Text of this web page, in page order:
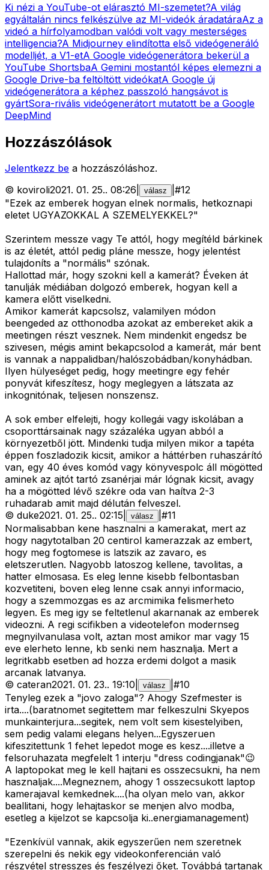
Ki nézi a YouTube-ot elárasztó MI-szemetet?A világ
egyáltalán nincs felkészülve az MI-videók áradatáraAz a
videó a hírfolyamodban valódi volt vagy mesterséges
intelligencia?A Midjourney elindította első videógeneráló
modelljét, a V1-etA Google videógenerátora bekerül a
YouTube ShortsbaA Gemini mostantól képes elemezni a
Google Drive-ba feltöltött videókatA Google új
videógenerátora a képhez passzoló hangsávot is
gyártSora-rivális videógenerátort mutatott be a Google
DeepMind
Hozzászólások
Jelentkezz be a hozzászóláshoz.
© koviroli2021. 01. 25.. 08:26 válasz #12
"Ezek az emberek hogyan elnek normalis, hetkoznapi
eletet UGYAZOKKAL A SZEMELYEKKEL?"
Szerintem messze vagy Te attól, hogy megítéld bárkinek
is az életét, attól pedig pláne messze, hogy jelentést
tulajdoníts a "normális" szónak.
Hallottad már, hogy szokni kell a kamerát? Éveken át
tanulják médiában dolgozó emberek, hogyan kell a
kamera előtt viselkedni.
Amikor kamerát kapcsolsz, valamilyen módon
beengeded az otthonodba azokat az embereket akik a
meetingen részt vesznek. Nem mindenkit engedsz be
szivesen, mégis amint bekapcsolod a kamerát, már bent
is vannak a nappalidban/halószobádban/konyhádban.
Ilyen hülyeséget pedig, hogy meetingre egy fehér
ponyvát kifeszítesz, hogy meglegyen a látszata az
inkognitónak, teljesen nonszensz.
A sok ember elfelejti, hogy kollegái vagy iskolában a
csoporttársainak nagy százaléka ugyan abból a
környezetből jött. Mindenki tudja milyen mikor a tapéta
éppen foszladozik kicsit, amikor a háttérben ruhaszárító
van, egy 40 éves komód vagy könyvespolc áll mögötted
aminek az ajtót tartó zsanérjai már lógnak kicsit, avagy
ha a mögötted lévő székre oda van haítva 2-3
ruhadarab amit majd délután felveszel.
© duke2021. 01. 25.. 02:15 válasz #11
Normalisabban kene hasznalni a kamerakat, mert az
hogy nagytotalban 20 centirol kamerazzak az embert,
hogy meg fogtomese is latszik az zavaro, es
eletszerutlen. Nagyobb latoszog kellene, tavolitas, a
hatter elmosasa. Es eleg lenne kisebb felbontasban
kozvetiteni, boven eleg lenne csak annyi informacio,
hogy a szemmozgas es az arcmimika felismerheto
legyen. Es meg igy se feltetlenul akarnanak az emberek
videozni. A regi scifikben a videotelefon modernseg
megnyilvanulasa volt, aztan most amikor mar vagy 15
eve elerheto lenne, kb senki nem hasznalja. Mert a
legritkabb esetben ad hozza erdemi dolgot a masik
arcanak latvanya.
© cateran2021. 01. 23.. 19:10 válasz #10
Tenyleg ezek a "jovo zaloga"? Ahogy Szefmester is
irta....(baratnomet segitettem mar felkeszulni Skyepos
munkainterjura...segitek, nem volt sem kisestelyiben,
sem pedig valami elegans helyen...Egyszeruen
kifeszitettunk 1 fehet lepedot moge es kesz....illetve a
felsoruhazata megfelelt 1 interju "dress codingjanak"😉
A laptopokat meg le kell hajtani es osszecsukni, ha nem
hasznaljak....Megneznem, ahogy 1 osszecsukott laptop
kamerajaval kemkednek....(ha olyan melo van, akkor
beallitani, hogy lehajtaskor se menjen alvo modba,
esetleg a kijelzot se kapcsolja ki..energiamanagement)
"Ezenkívül vannak, akik egyszerűen nem szeretnek
szerepelni és nekik egy videokonferencián való
részvétel stresszes és feszélyezi őket. Továbbá tartanak